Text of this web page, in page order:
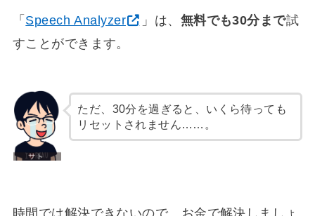
「 Speech Analyzer 」は、 無料でも30分まで試
すことができます。
ただ、30分を過ぎると、いくら待っても
リセットされません……。